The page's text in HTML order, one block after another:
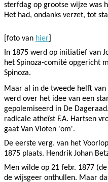
sterfdag op grootse wijze was
Het had, ondanks verzet, tot
[foto van hier
In 1875 werd op initiatief van
het Spinoza-comité opgericht
Spinoza.
Maar al in de tweede helft van
werd over het idee van een
gepolemiseerd in De
radicale atheïst F.A. Hartsen
gaat Van Vloten 'om'.
De eerste verg. van het
1875 plaats. Hendrik Johan
Men wilde op 21 febr. 1877
de wijsgeer onthullen. Maar